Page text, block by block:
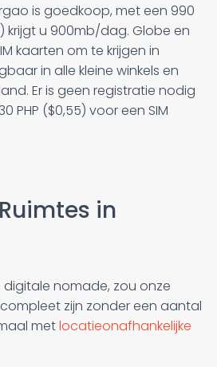
is goedkoop, met een 990
krijgt u 900mb/dag. Globe en
kaarten om te krijgen in
in alle kleine winkels en
Er is geen registratie nodig
PHP ($0,55) voor een SIM
in
nomade, zou onze
zijn zonder een aantal
metlocatieonafhankelijke